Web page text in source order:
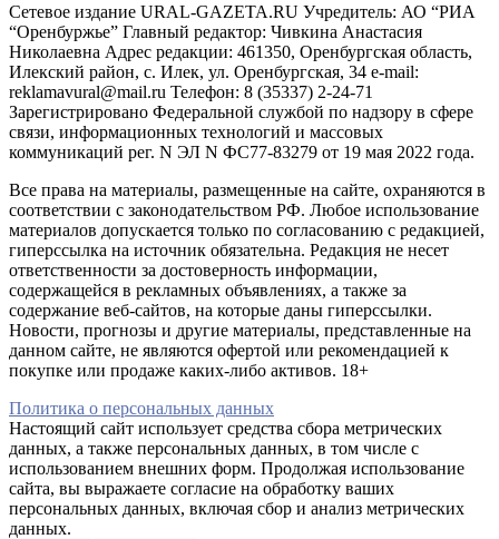
Сетевое издание URAL-GAZETA.RU Учредитель: АО “РИА
“Оренбуржье” Главный редактор: Чивкина Анастасия
Николаевна Адрес редакции: 461350, Оренбургская область,
Илекский район, с. Илек, ул. Оренбургская, 34 e-mail:
reklamavural@mail.ru Телефон: 8 (35337) 2-24-71
Зарегистрировано Федеральной службой по надзору в сфере
связи, информационных технологий и массовых
коммуникаций рег. N ЭЛ N ФС77-83279 от 19 мая 2022 года.
Все права на материалы, размещенные на сайте, охраняются в
соответствии с законодательством РФ. Любое использование
материалов допускается только по согласованию с редакцией,
гиперссылка на источник обязательна. Редакция не несет
ответственности за достоверность информации,
содержащейся в рекламных объявлениях, а также за
содержание веб-сайтов, на которые даны гиперссылки.
Новости, прогнозы и другие материалы, представленные на
данном сайте, не являются офертой или рекомендацией к
покупке или продаже каких-либо активов. 18+
Политика о персональных данных
Настоящий сайт использует средства сбора метрических
данных, а также персональных данных, в том числе с
использованием внешних форм. Продолжая использование
сайта, вы выражаете согласие на обработку ваших
персональных данных, включая сбор и анализ метрических
данных.